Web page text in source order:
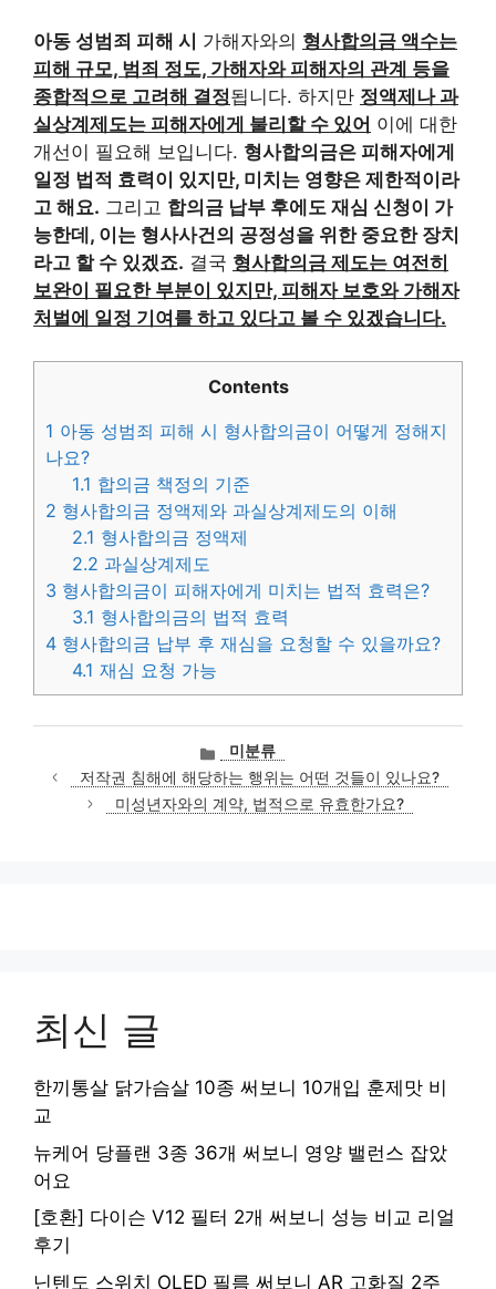
아동 성범죄 피해 시 가해자와의 형사합의금 액수는
피해 규모, 범죄 정도, 가해자와 피해자의 관계 등을
종합적으로 고려해 결정됩니다. 하지만 정액제나 과
실상계제도는 피해자에게 불리할 수 있어 이에 대한
개선이 필요해 보입니다. 형사합의금은 피해자에게
일정 법적 효력이 있지만, 미치는 영향은 제한적이라
고 해요. 그리고 합의금 납부 후에도 재심 신청이 가
능한데, 이는 형사사건의 공정성을 위한 중요한 장치
라고 할 수 있겠죠. 결국 형사합의금 제도는 여전히
보완이 필요한 부분이 있지만, 피해자 보호와 가해자
처벌에 일정 기여를 하고 있다고 볼 수 있겠습니다.
Contents
1 아동 성범죄 피해 시 형사합의금이 어떻게 정해지
나요?
1.1 합의금 책정의 기준
2 형사합의금 정액제와 과실상계제도의 이해
2.1 형사합의금 정액제
2.2 과실상계제도
3 형사합의금이 피해자에게 미치는 법적 효력은?
3.1 형사합의금의 법적 효력
4 형사합의금 납부 후 재심을 요청할 수 있을까요?
4.1 재심 요청 가능
카
테
고
리
미분류
저작권 침해에 해당하는 행위는 어떤 것들이 있나요?
미성년자와의 계약, 법적으로 유효한가요?
최신 글
한끼통살 닭가슴살 10종 써보니 10개입 훈제맛 비
교
뉴케어 당플랜 3종 36개 써보니 영양 밸런스 잡았
어요
[호환] 다이슨 V12 필터 2개 써보니 성능 비교 리얼
후기
닌텐도 스위치 OLED 필름 써보니 AR 고화질 2주